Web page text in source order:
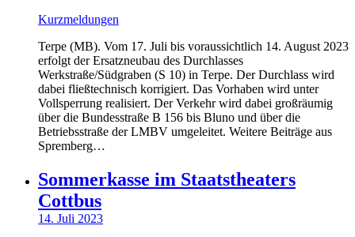
Kurzmeldungen
Terpe (MB). Vom 17. Juli bis voraussichtlich 14. August 2023
erfolgt der Ersatzneubau des Durchlasses
Werkstraße/Südgraben (S 10) in Terpe. Der Durchlass wird
dabei fließtechnisch korrigiert. Das Vorhaben wird unter
Vollsperrung realisiert. Der Verkehr wird dabei großräumig
über die Bundesstraße B 156 bis Bluno und über die
Betriebsstraße der LMBV umgeleitet. Weitere Beiträge aus
Spremberg…
Sommerkasse im Staatstheaters
Cottbus
14. Juli 2023